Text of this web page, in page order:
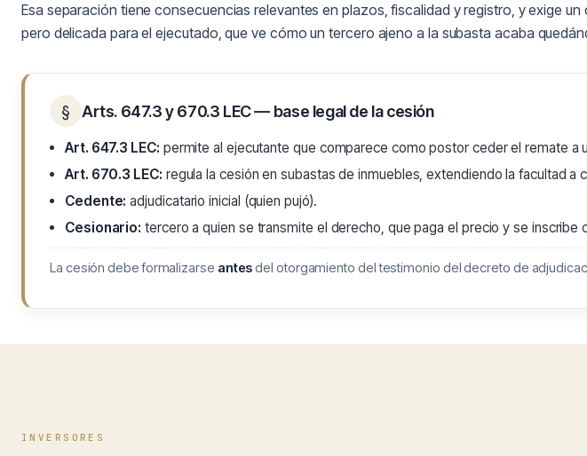
Esa separación tiene consecuencias relevantes en plazos, fiscalidad y registro, y exige
pero delicada para el ejecutado, que ve cómo un tercero ajeno a la subasta acaba
§ Arts. 647.3 y 670.3 LEC — base legal de la cesión
Art. 647.3 LEC: permite al ejecutante que comparece como postor ceder el remate a
Art. 670.3 LEC: regula la cesión en subastas de inmuebles, extendiendo la facultad a
Cedente: adjudicatario inicial (quien pujó).
Cesionario: tercero a quien se transmite el derecho, que paga el precio y se inscribe
La cesión debe formalizarse antesdel otorgamiento del testimonio del decreto de
INVERSORES